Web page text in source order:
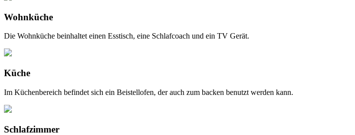
Wohnküche
Die Wohnküche beinhaltet einen Esstisch, eine Schlafcoach und ein TV Gerät.
Küche
Im Küchenbereich befindet sich ein Beistellofen, der auch zum backen benutzt werden kann.
Schlafzimmer